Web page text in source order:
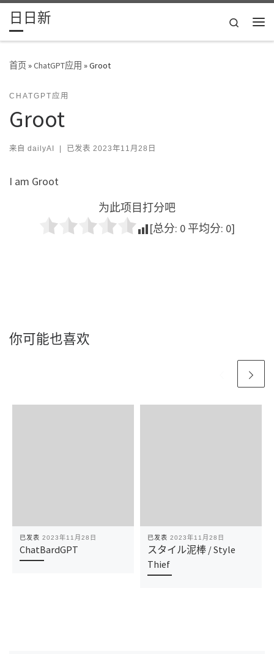
Skip to content
日日新
Search
首页»ChatGPT应用 »Groot
CHATGPT应用
Groot
来自 dailyAI | 已发表 2023年11月28日
I am Groot
为此项目打分吧
[总分: 0 平均分: 0]
你可能也喜欢
已发表 2023年11月28日
ChatBardGPT
已发表 2023年11月28日
スタイル泥棒 / Style
Thief